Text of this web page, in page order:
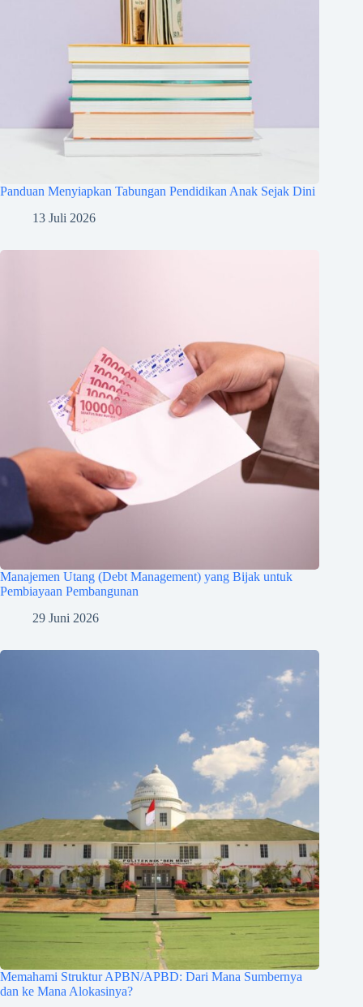
Panduan Menyiapkan Tabungan Pendidikan Anak Sejak Dini
13 Juli 2026
Manajemen Utang (Debt Management) yang Bijak untuk
Pembiayaan Pembangunan
29 Juni 2026
Memahami Struktur APBN/APBD: Dari Mana Sumbernya
dan ke Mana Alokasinya?